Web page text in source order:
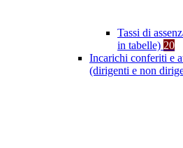
Tassi di
in tabelle) 20
Incarichi conferiti e
(dirigenti e non